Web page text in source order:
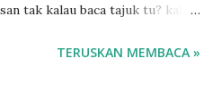
tak kalau baca tajuk tu? kalau
ANAK AKU ....adoiiii
TERUSKAN MEMBACA »